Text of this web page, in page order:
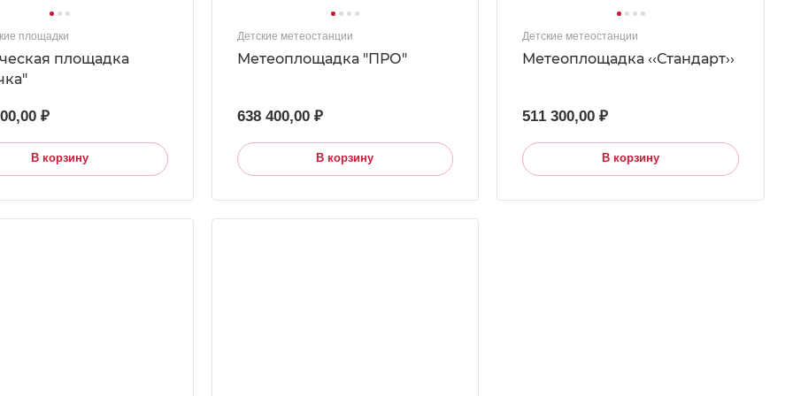
площадки
площадка
₽
В корзину
Детские метеостанции
Метеоплощадка "ПРО"
638 400,00 ₽
В корзину
Детские метеостанции
Метеоплощадка ‹‹Стандарт››
511 300,00 ₽
В корзину